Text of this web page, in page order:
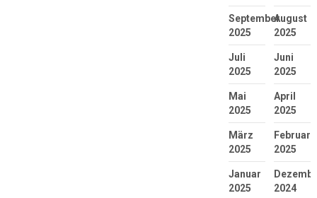
September
2025
August
2025
Juli
2025
Juni
2025
Mai
2025
April
2025
März
2025
Februar
2025
Januar
2025
2024